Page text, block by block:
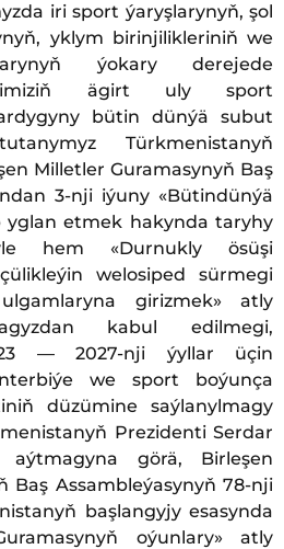
iri sport ýaryşlarynyň, şol
yklym birinjilikleriniň we
ýokary derejede
ägirt uly sport
bütin dünýä subut
Türkmenistanyň
Milletler Guramasynyň Baş
3-nji iýuny «Bütindünýä
yglan etmek hakynda taryhy
hem «Durnukly ösüşi
welosiped sürmegi
girizmek» atly
kabul edilmegi,
— 2027-nji ýyllar üçin
we sport boýunça
düzümine saýlanylmagy
Prezidenti Serdar
aýtmagyna görä, Birleşen
Baş Assambleýasynyň 78-nji
başlangyjy esasynda
oýunlary» atly